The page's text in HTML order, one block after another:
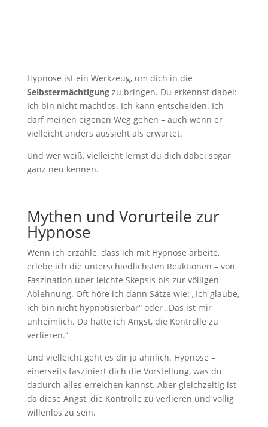
Hypnose ist ein Werkzeug, um dich in die
Selbstermächtigungzu bringen. Du erkennst dabei:
Ich bin nicht machtlos. Ich kann entscheiden. Ich
darf meinen eigenen Weg gehen – auch wenn er
vielleicht anders aussieht als erwartet.
Und wer weiß, vielleicht lernst du dich dabei sogar
ganz neu kennen.
Mythen und Vorurteile zur
Hypnose
Wenn ich erzähle, dass ich mit Hypnose arbeite,
erlebe ich die unterschiedlichsten Reaktionen – von
Faszination über leichte Skepsis bis zur völligen
Ablehnung. Oft höre ich dann Sätze wie: „Ich glaube,
ich bin nicht hypnotisierbar“ oder „Das ist mir
unheimlich. Da hätte ich Angst, die Kontrolle zu
verlieren.“
Und vielleicht geht es dir ja ähnlich. Hypnose –
einerseits fasziniert dich die Vorstellung, was du
dadurch alles erreichen kannst. Aber gleichzeitig ist
da diese Angst, die Kontrolle zu verlieren und völlig
willenlos zu sein.